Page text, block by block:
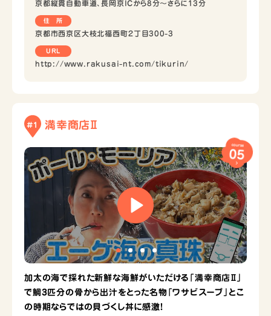
京都縦貫自動車道、長岡京ICから8分～さらに13分
住 所
京都市西京区大枝北福西町２丁目300-3
URL
http://www.rakusai-nt.com/tikurin/
#1 満幸商店Ⅱ
course
05
加太の海で採れた新鮮な海鮮がいただける「満幸商店Ⅱ」
で鯛3匹分の骨から出汁をとった名物「ワサビスープ」とこ
の時期ならではの貝づくし丼に感激！